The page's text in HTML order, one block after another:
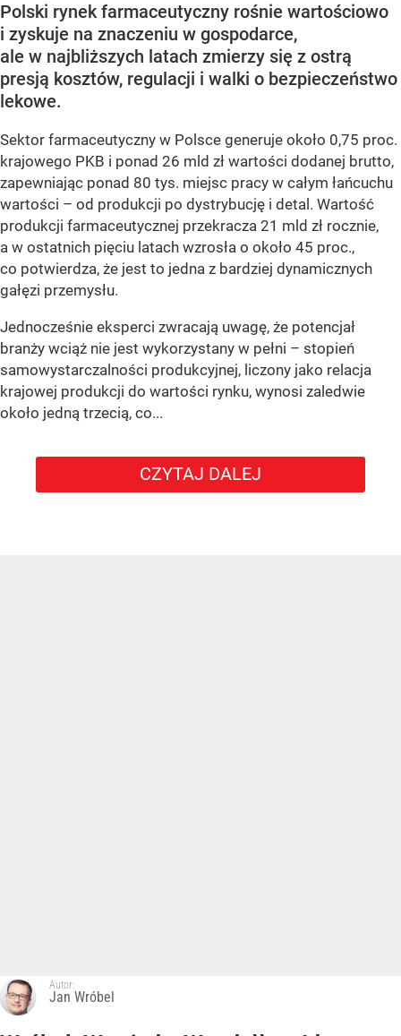
Polski rynek farmaceutyczny rośnie wartościowo
i zyskuje na znaczeniu w gospodarce,
ale w najbliższych latach zmierzy się z ostrą
presją kosztów, regulacji i walki o bezpieczeństwo
lekowe.
Sektor farmaceutyczny w Polsce generuje około 0,75 proc.
krajowego PKB i ponad 26 mld zł wartości dodanej brutto,
zapewniając ponad 80 tys. miejsc pracy w całym łańcuchu
wartości – od produkcji po dystrybucję i detal. Wartość
produkcji farmaceutycznej przekracza 21 mld zł rocznie,
a w ostatnich pięciu latach wzrosła o około 45 proc.,
co potwierdza, że jest to jedna z bardziej dynamicznych
gałęzi przemysłu.
Jednocześnie eksperci zwracają uwagę, że potencjał
branży wciąż nie jest wykorzystany w pełni – stopień
samowystarczalności produkcyjnej, liczony jako relacja
krajowej produkcji do wartości rynku, wynosi zaledwie
około jedną trzecią, co...
CZYTAJ DALEJ
Autor:
Jan Wróbel